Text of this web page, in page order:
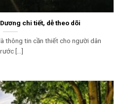
chi tiết, dễ theo dõi
thông tin cần thiết cho người dân
[...]